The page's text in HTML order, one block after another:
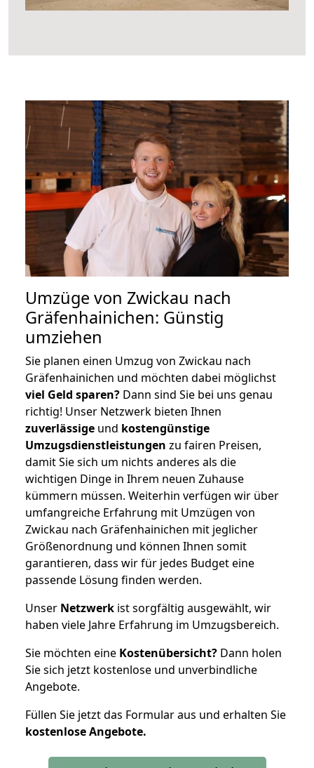
Umzüge von Zwickau nach
Gräfenhainichen: Günstig
umziehen
Sie planen einen Umzug von Zwickau nach
Gräfenhainichen und möchten dabei möglichst
viel Geld sparen? Dann sind Sie bei uns genau
richtig! Unser Netzwerk bieten Ihnen
zuverlässige und kostengünstige
Umzugsdienstleistungen zu fairen Preisen,
damit Sie sich um nichts anderes als die
wichtigen Dinge in Ihrem neuen Zuhause
kümmern müssen. Weiterhin verfügen wir über
umfangreiche Erfahrung mit Umzügen von
Zwickau nach Gräfenhainichen mit jeglicher
Größenordnung und können Ihnen somit
garantieren, dass wir für jedes Budget eine
passende Lösung finden werden.
Unser Netzwerk ist sorgfältig ausgewählt, wir
haben viele Jahre Erfahrung im Umzugsbereich.
Sie möchten eine Kostenübersicht? Dann holen
Sie sich jetzt kostenlose und unverbindliche
Angebote.
Füllen Sie jetzt das Formular aus und erhalten Sie
kostenloseAngebote.